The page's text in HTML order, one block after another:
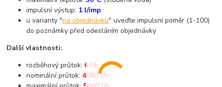
impulsní výstup: 1 l/imp
u varianty "na objednávku" uveďte impulsní poměr (1-100)
do poznámky před odesláním objednávky
Další vlastnosti:
rozběhový průtok: 6 l/h
nominální průtok:4000 l/h